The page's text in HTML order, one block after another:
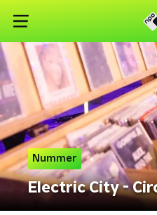
Nummer
Electric City -